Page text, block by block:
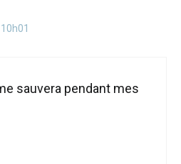
sauvera pendant mes